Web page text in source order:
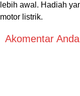
lebih awal. Hadiah
motor listrik.
Akomentar